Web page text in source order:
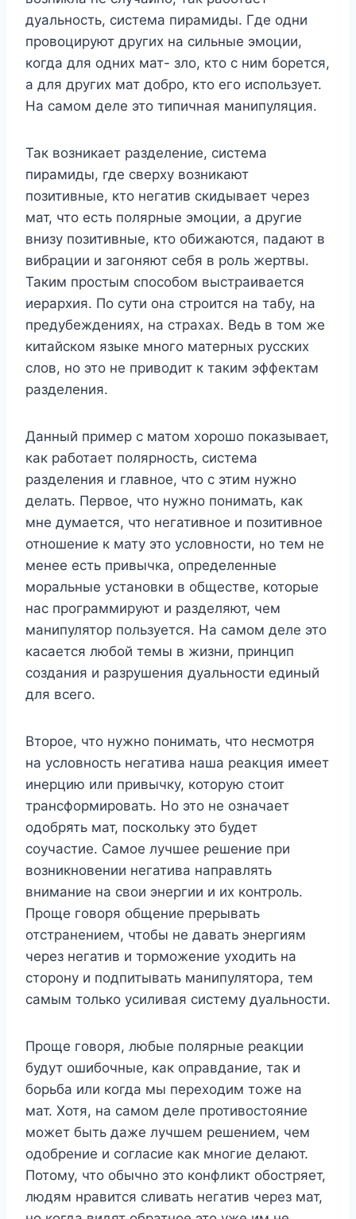
дуальность, система пирамиды. Где одни
провоцируют других на сильные эмоции,
когда для одних мат- зло, кто с ним борется,
а для других мат добро, кто его использует.
На самом деле это типичная манипуляция.
Так возникает разделение, система
пирамиды, где сверху возникают
позитивные, кто негатив скидывает через
мат, что есть полярные эмоции, а другие
внизу позитивные, кто обижаются, падают в
вибрации и загоняют себя в роль жертвы.
Таким простым способом выстраивается
иерархия. По сути она строится на табу, на
предубеждениях, на страхах. Ведь в том же
китайском языке много матерных русских
слов, но это не приводит к таким эффектам
разделения.
Данный пример с матом хорошо показывает,
как работает полярность, система
разделения и главное, что с этим нужно
делать. Первое, что нужно понимать, как
мне думается, что негативное и позитивное
отношение к мату это условности, но тем не
менее есть привычка, определенные
моральные установки в обществе, которые
нас программируют и разделяют, чем
манипулятор пользуется. На самом деле это
касается любой темы в жизни, принцип
создания и разрушения дуальности единый
для всего.
Второе, что нужно понимать, что несмотря
на условность негатива наша реакция имеет
инерцию или привычку, которую стоит
трансформировать. Но это не означает
одобрять мат, поскольку это будет
соучастие. Самое лучшее решение при
возникновении негатива направлять
внимание на свои энергии и их контроль.
Проще говоря общение прерывать
отстранением, чтобы не давать энергиям
через негатив и торможение уходить на
сторону и подпитывать манипулятора, тем
самым только усиливая систему дуальности.
Проще говоря, любые полярные реакции
будут ошибочные, как оправдание, так и
борьба или когда мы переходим тоже на
мат. Хотя, на самом деле противостояние
может быть даже лучшем решением, чем
одобрение и согласие как многие делают.
Потому, что обычно это конфликт обостряет,
людям нравится сливать негатив через мат,